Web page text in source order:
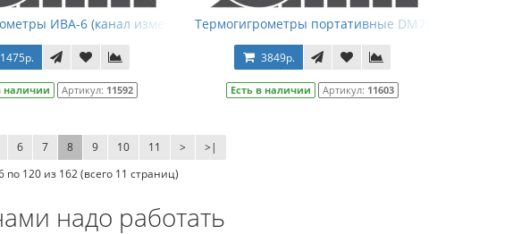
в черной сфере)
ИВА-6 (канал измерения температуры)
1475р.
наличии Артикул: 11592
Термогигрометры портативные DM70
3849р.
Есть в наличии Артикул: 11603
6 7 8 9 10 11 > >|
по 120 из 162 (всего 11 страниц)
надо работать